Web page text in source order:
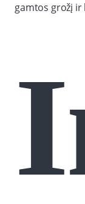
gamtos grožį